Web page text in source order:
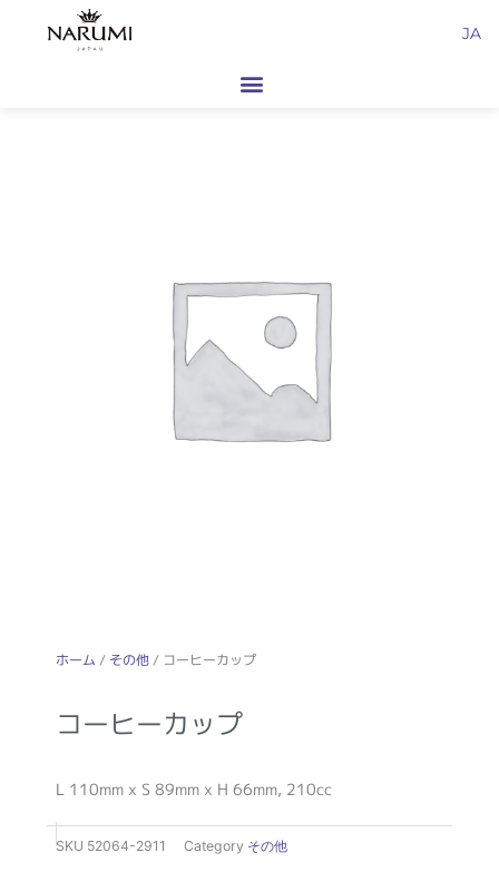
JA
ホーム / その他/ コーヒーカップ
コーヒーカップ
L 110mm x S 89mm x H 66mm, 210cc
SKU 52064-2911 Category その他